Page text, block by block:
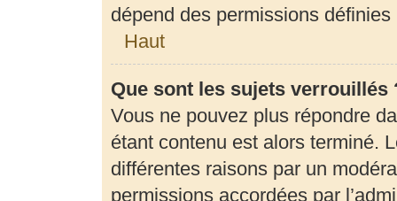
dépend des permissions définies
Haut
Que sont les sujets verrouillés
Vous ne pouvez plus répondre
étant contenu est alors terminé.
différentes raisons par un
permissions accordées par